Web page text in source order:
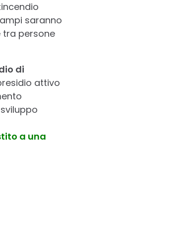
saranno
tra persone
di
attivo
a una